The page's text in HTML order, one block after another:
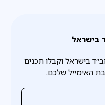
בישראל
בישראל וקבלו תכנים
האימייל שלכם.